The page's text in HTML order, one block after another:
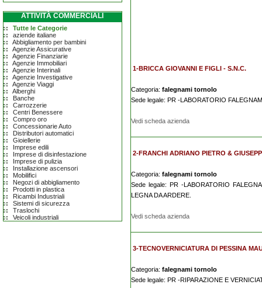
ATTIVITÀ COMMERCIALI
Tutte le Categorie
aziende italiane
Abbigliamento per bambini
Agenzie Assicurative
Agenzie Finanziarie
Agenzie Immobiliari
Agenzie Interinali
Agenzie Investigative
Agenzie Viaggi
Alberghi
Banche
Carrozzerie
Centri Benessere
Compro oro
Concessionarie Auto
Distributori automatici
Gioiellerie
Imprese edili
Imprese di disinfestazione
Imprese di pulizia
Installazione ascensori
Mobilifici
Negozi di abbigliamento
Prodotti in plastica
Ricambi Industriali
Sistemi di sicurezza
Traslochi
Veicoli industriali
1-BRICCA GIOVANNI E FIGLI - S.N.C.
Categoria: falegnami tornolo
Sede legale: PR -LABORATORIO
Vedi scheda azienda
2-FRANCHI ADRIANO PIETRO &
Categoria: falegnami tornolo
Sede legale: PR -LABORATORIO
LEGNA DA ARDERE.
Vedi scheda azienda
3-TECNOVERNICIATURA DI PESSINA
Categoria: falegnami tornolo
Sede legale: PR -RIPARAZIONE E